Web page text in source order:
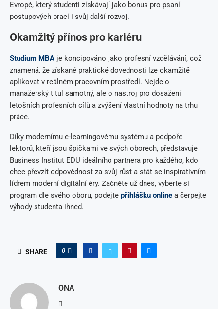
Evropě, který studenti získávají jako bonus pro psaní
postupových prací i svůj další rozvoj.
Okamžitý přínos pro kariéru
Studium MBA je koncipováno jako profesní vzdělávání, což
znamená, že získané praktické dovednosti lze okamžitě
aplikovat v reálném pracovním prostředí. Nejde o
manažerský titul samotný, ale o nástroj pro dosažení
letošních profesních cílů a zvýšení vlastní hodnoty na trhu
práce.
Díky modernímu e-learningovému systému a podpoře
lektorů, kteří jsou špičkami ve svých oborech, představuje
Business Institut EDU ideálního partnera pro každého, kdo
chce převzít odpovědnost za svůj růst a stát se inspirativním
lídrem moderní digitální éry. Začněte už dnes, vyberte si
program dle svého oboru, podejte přihlášku online a čerpejte
výhody studenta ihned.
SHARE 0
ONA